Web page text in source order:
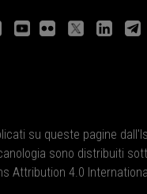
su queste pagine dall'
sono distribuiti
Attribution 4.0